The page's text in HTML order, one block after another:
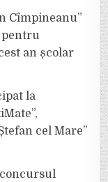
Cîmpineanu”
pentru
an școlar
la
cel Mare”